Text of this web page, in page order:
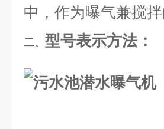
中，作为曝气兼搅拌
二、 型号表示方法：